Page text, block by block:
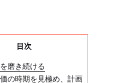
目次
磨き続ける
の時期を見極め、計画